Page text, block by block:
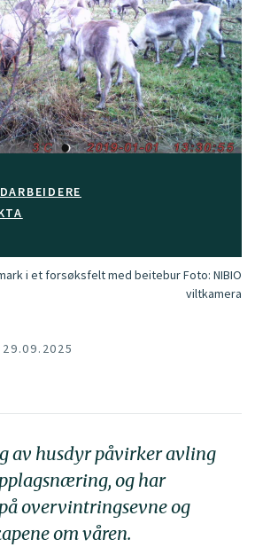
i et forsøksfelt med beiteburFoto: NIBIO
viltkamera
29.09.2025
av husdyr påvirker avling
og har
overvintringsevne og
om våren.